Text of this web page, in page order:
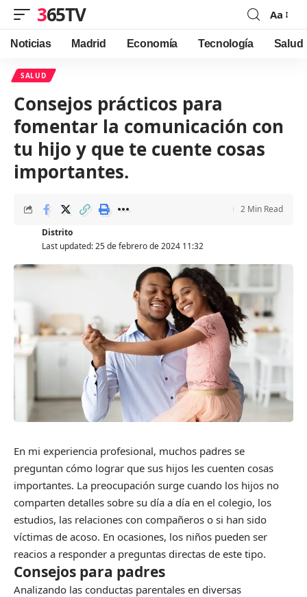
365TV
Font
Resizer
Aa
Noticias Madrid Economía Tecnología Salud
SALUD
Consejos prácticos para
fomentar la comunicación con
tu hijo y que te cuente cosas
importantes.
Last updated: 25 de febrero de 2024 11:32
Distrito
2 Min Read
En mi experiencia profesional, muchos padres se
preguntan cómo lograr que sus hijos les cuenten cosas
importantes. La preocupación surge cuando los hijos no
comparten detalles sobre su día a día en el colegio, los
estudios, las relaciones con compañeros o si han sido
víctimas de acoso. En ocasiones, los niños pueden ser
reacios a responder a preguntas directas de este tipo.
Consejos para padres
Analizando las conductas parentales en diversas